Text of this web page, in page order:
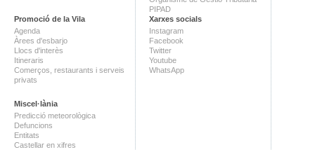
PIPAD
Promoció de la Vila
Agenda
Àrees d'esbarjo
Llocs d'interès
Itineraris
Comerços, restaurants i serveis
privats
Miscel·lània
Predicció meteorològica
Defuncions
Entitats
Castellar en xifres
Xarxes socials
Instagram
Facebook
Twitter
Youtube
WhatsApp